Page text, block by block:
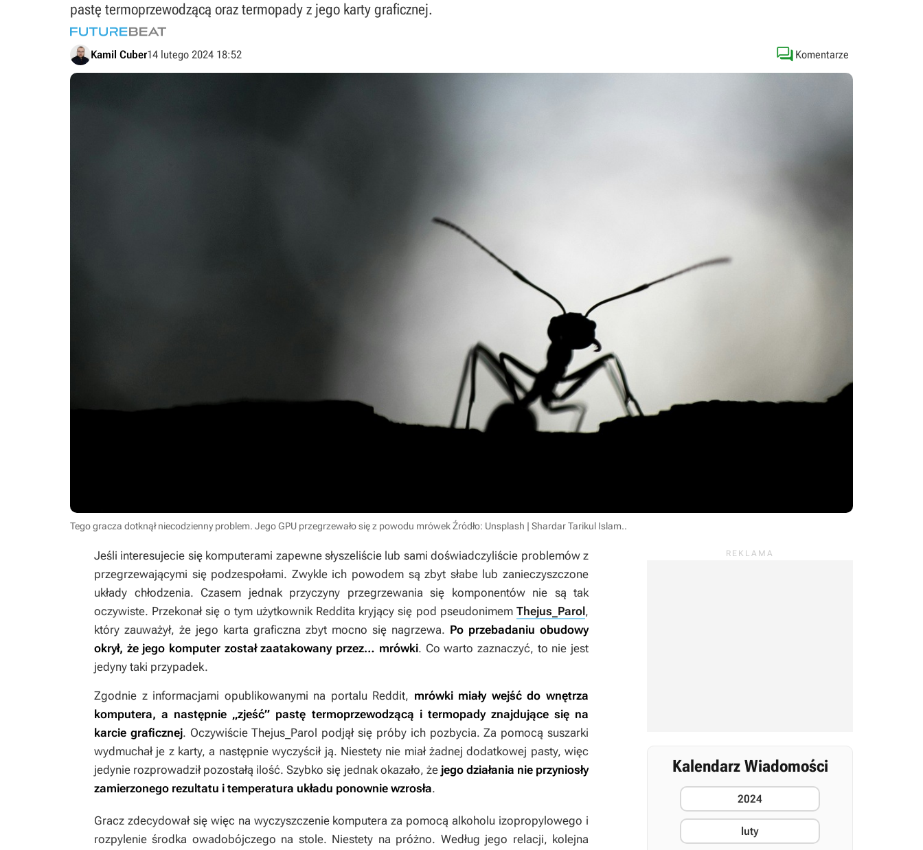
pastę termoprzewodzącą oraz termopady z jego karty graficznej.
Kamil Cuber14 lutego 2024 18:52  Komentarze
Tego gracza dotknął niecodzienny problem. Jego GPU przegrzewało się z powodu mrówekŹródło: Unsplash | Shardar Tarikul Islam..
Jeśli interesujecie się komputerami zapewne słyszeliście lub sami doświadczyliście problemów z
przegrzewającymi się podzespołami. Zwykle ich powodem są zbyt słabe lub zanieczyszczone
układy chłodzenia. Czasem jednak przyczyny przegrzewania się komponentów nie są tak
oczywiste. Przekonał się o tym użytkownik Reddita kryjący się pod pseudonimem Thejus_Parol,
który zauważył, że jego karta graficzna zbyt mocno się nagrzewa. Po przebadaniu obudowy
okrył, że jego komputer został zaatakowany przez… mrówki. Co warto zaznaczyć, to nie jest
jedyny taki przypadek.
Zgodnie z informacjami opublikowanymi na portalu Reddit, mrówki miały wejść do wnętrza
komputera, a następnie „zjeść” pastę termoprzewodzącą i termopady znajdujące się na
karcie graficznej. Oczywiście Thejus_Parol podjął się próby ich pozbycia. Za pomocą suszarki
wydmuchał je z karty, a następnie wyczyścił ją. Niestety nie miał żadnej dodatkowej pasty, więc
jedynie rozprowadził pozostałą ilość. Szybko się jednak okazało, że jego działania nie przyniosły
zamierzonego rezultatu i temperatura układu ponownie wzrosła.
Gracz zdecydował się więc na wyczyszczenie komputera za pomocą alkoholu izopropylowego i
rozpylenie środka owadobójczego na stole. Niestety na próżno. Według jego relacji, kolejna
Kalendarz Wiadomości
2024
luty